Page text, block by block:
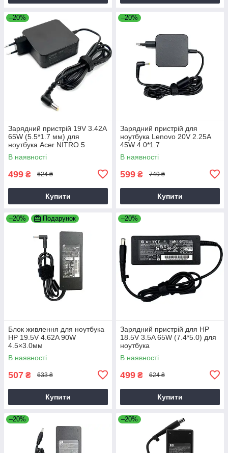
–20%
Зарядний пристрій 19V 3.42A
65W (5.5*1.7 мм) для
ноутбука Acer NITRO 5
AN515-31 65
В наявності
499 ₴ 624 ₴
Купити
–20%
Зарядний пристрій для
ноутбука Lenovo 20V 2.25A
45W 4.0*1.7
В наявності
599 ₴ 749 ₴
Купити
–20% Подарунок
Блок живлення для ноутбука
HP 19.5V 4.62A 90W
4.5×3.0мм
В наявності
507 ₴ 633 ₴
Купити
–20%
Зарядний пристрій для HP
18.5V 3.5A 65W (7.4*5.0) для
ноутбука
В наявності
499 ₴ 624 ₴
Купити
–20% –20%